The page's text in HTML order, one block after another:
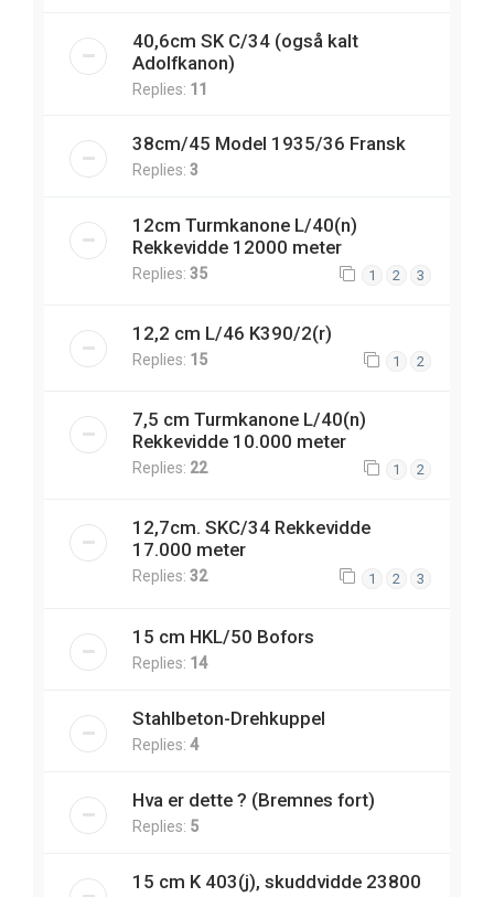
40,6cm SK C/34 (også kalt
Adolfkanon)
Replies: 11
38cm/45 Model 1935/36 Fransk
Replies: 3
12cm Turmkanone L/40(n)
Rekkevidde 12000 meter
Replies: 35 1 2 3
12,2 cm L/46 K390/2(r)
Replies: 15 1 2
7,5 cm Turmkanone L/40(n)
Rekkevidde 10.000 meter
Replies: 22 1 2
12,7cm. SKC/34 Rekkevidde
17.000 meter
Replies: 32 1 2 3
15 cm HKL/50 Bofors
Replies: 14
Stahlbeton-Drehkuppel
Replies: 4
Hva er dette ? (Bremnes fort)
Replies: 5
15 cm K 403(j), skuddvidde 23800